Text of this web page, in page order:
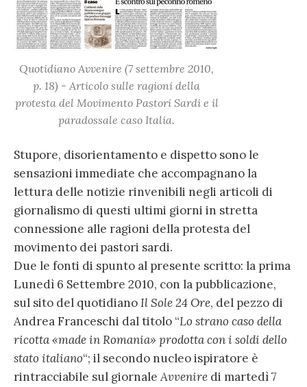
Quotidiano Avvenire (7 settembre 2010,
p. 18) - Articolo sulle ragioni della
protesta del Movimento Pastori Sardi e il
paradossale caso Italia.
Stupore, disorientamento e dispetto sono le
sensazioni immediate che accompagnano la
lettura delle notizie rinvenibili negli articoli di
giornalismo di questi ultimi giorni in stretta
connessione alle ragioni della protesta del
movimento dei pastori sardi.
Due le fonti di spunto al presente scritto: la prima
Lunedì 6 Settembre 2010, con la pubblicazione,
sul sito del quotidianoIlSole 24 Ore, del pezzo di
Andrea Franceschi dal titolo “Lo strano caso della
ricotta «made in Romania» prodotta con i soldi dello
stato italiano“; il secondo nucleo ispiratore è
rintracciabile sul giornaleAvvenire di martedì 7